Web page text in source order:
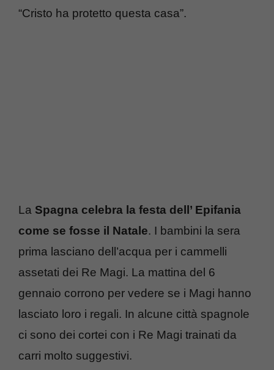
“Cristo ha protetto questa casa”.
La Spagna celebra la festa dell’ Epifania
come se fosse il Natale. I bambini la sera
prima lasciano dell’acqua per i cammelli
assetati dei Re Magi. La mattina del 6
gennaio corrono per vedere se i Magi hanno
lasciato loro i regali. In alcune città spagnole
ci sono dei cortei con i Re Magi trainati da
carri molto suggestivi.